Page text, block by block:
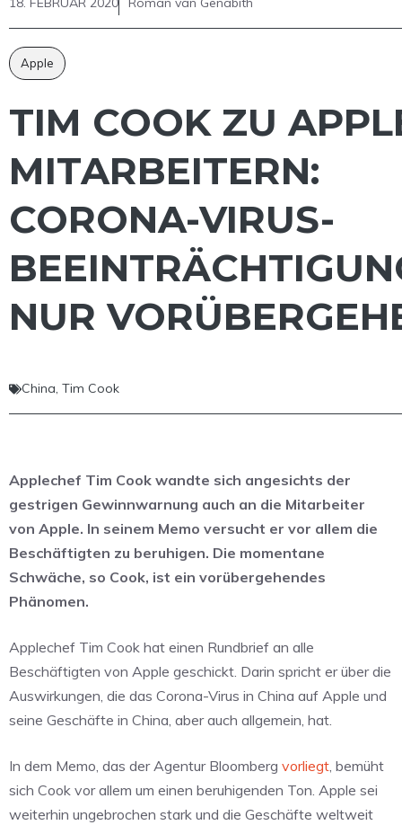
Apple
TIM COOK ZU
MITARBEITERN:
CORONA-VIRUS-
NUR
China, Tim Cook
Applechef Tim Cook wandte sich angesichts der
gestrigen Gewinnwarnung auch an die Mitarbeiter
von Apple. In seinem Memo versucht er vor allem die
Beschäftigten zu beruhigen. Die momentane
Schwäche, so Cook, ist ein vorübergehendes
Phänomen.
Applechef Tim Cook hat einen Rundbrief an alle
Beschäftigten von Apple geschickt. Darin spricht er über die
Auswirkungen, die das Corona-Virus in China auf Apple und
seine Geschäfte in China, aber auch allgemein, hat.
In dem Memo, das der Agentur Bloomberg vorliegt, bemüht
sich Cook vor allem um einen beruhigenden Ton. Apple sei
weiterhin ungebrochen stark und die Geschäfte weltweit